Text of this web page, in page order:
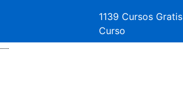
1139 Cursos Gratis
Curso